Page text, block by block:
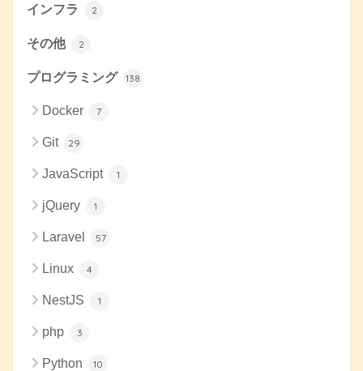
インフラ 2
その他 2
プログラミング 138
Docker 7
Git 29
JavaScript 1
jQuery 1
Laravel 57
Linux 4
NestJS 1
php 3
Python 10